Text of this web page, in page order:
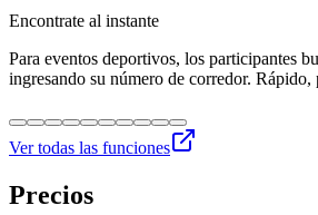
Encontrate al instante
Para eventos deportivos, los participantes
ingresando su número de corredor.
Ver todas las funciones
Precios